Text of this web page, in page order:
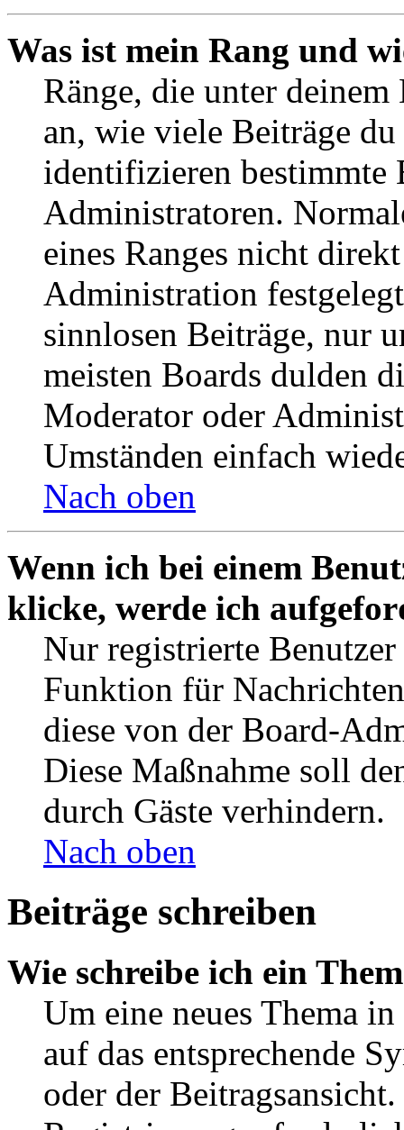
Was ist mein Rang und
Ränge, die unter deinem
an, wie viele Beiträge
identifizieren bestimmte
Administratoren.
eines Ranges nicht
Administration
sinnlosen Beiträge, nur
meisten Boards dulden
Moderator oder
Umständen einfach
Nach oben
Wenn ich bei einem
klicke, werde ich
Nur registrierte
Funktion für
diese von der Board-
Diese Maßnahme soll
durch Gäste verhindern.
Nach oben
Beiträge schreiben
Wie schreibe ich ein
Um eine neues Thema
auf das entsprechende
oder der